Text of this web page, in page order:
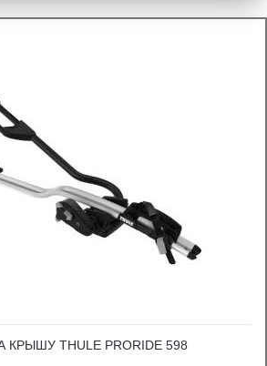
THULE PRORIDE 598